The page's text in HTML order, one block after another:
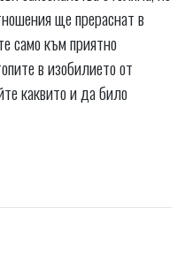
ще прераснат в
само към приятно
в изобилието от
каквито и да било